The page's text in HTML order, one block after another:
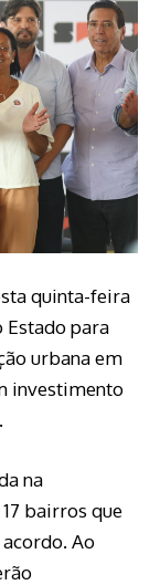
quinta-feira
Estado para
urbana em
investimento
na
bairros que
Ao